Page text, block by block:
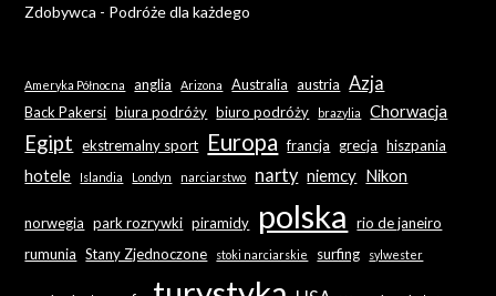
Zdobywca - Podróże dla każdego
Ameryka Północna anglia Arizona Australia austria Azja
Back Pakersi biura podróży biuro podróży brazylia Chorwacja
Egipt ekstremalny sport Europa francja grecja hiszpania
hotele Islandia Londyn narciarstwo narty niemcy Nikon
norwegia park rozrywki piramidy polska
rio de janeiro
rumunia Stany Zjednoczone stoki narciarskie surfing sylwester